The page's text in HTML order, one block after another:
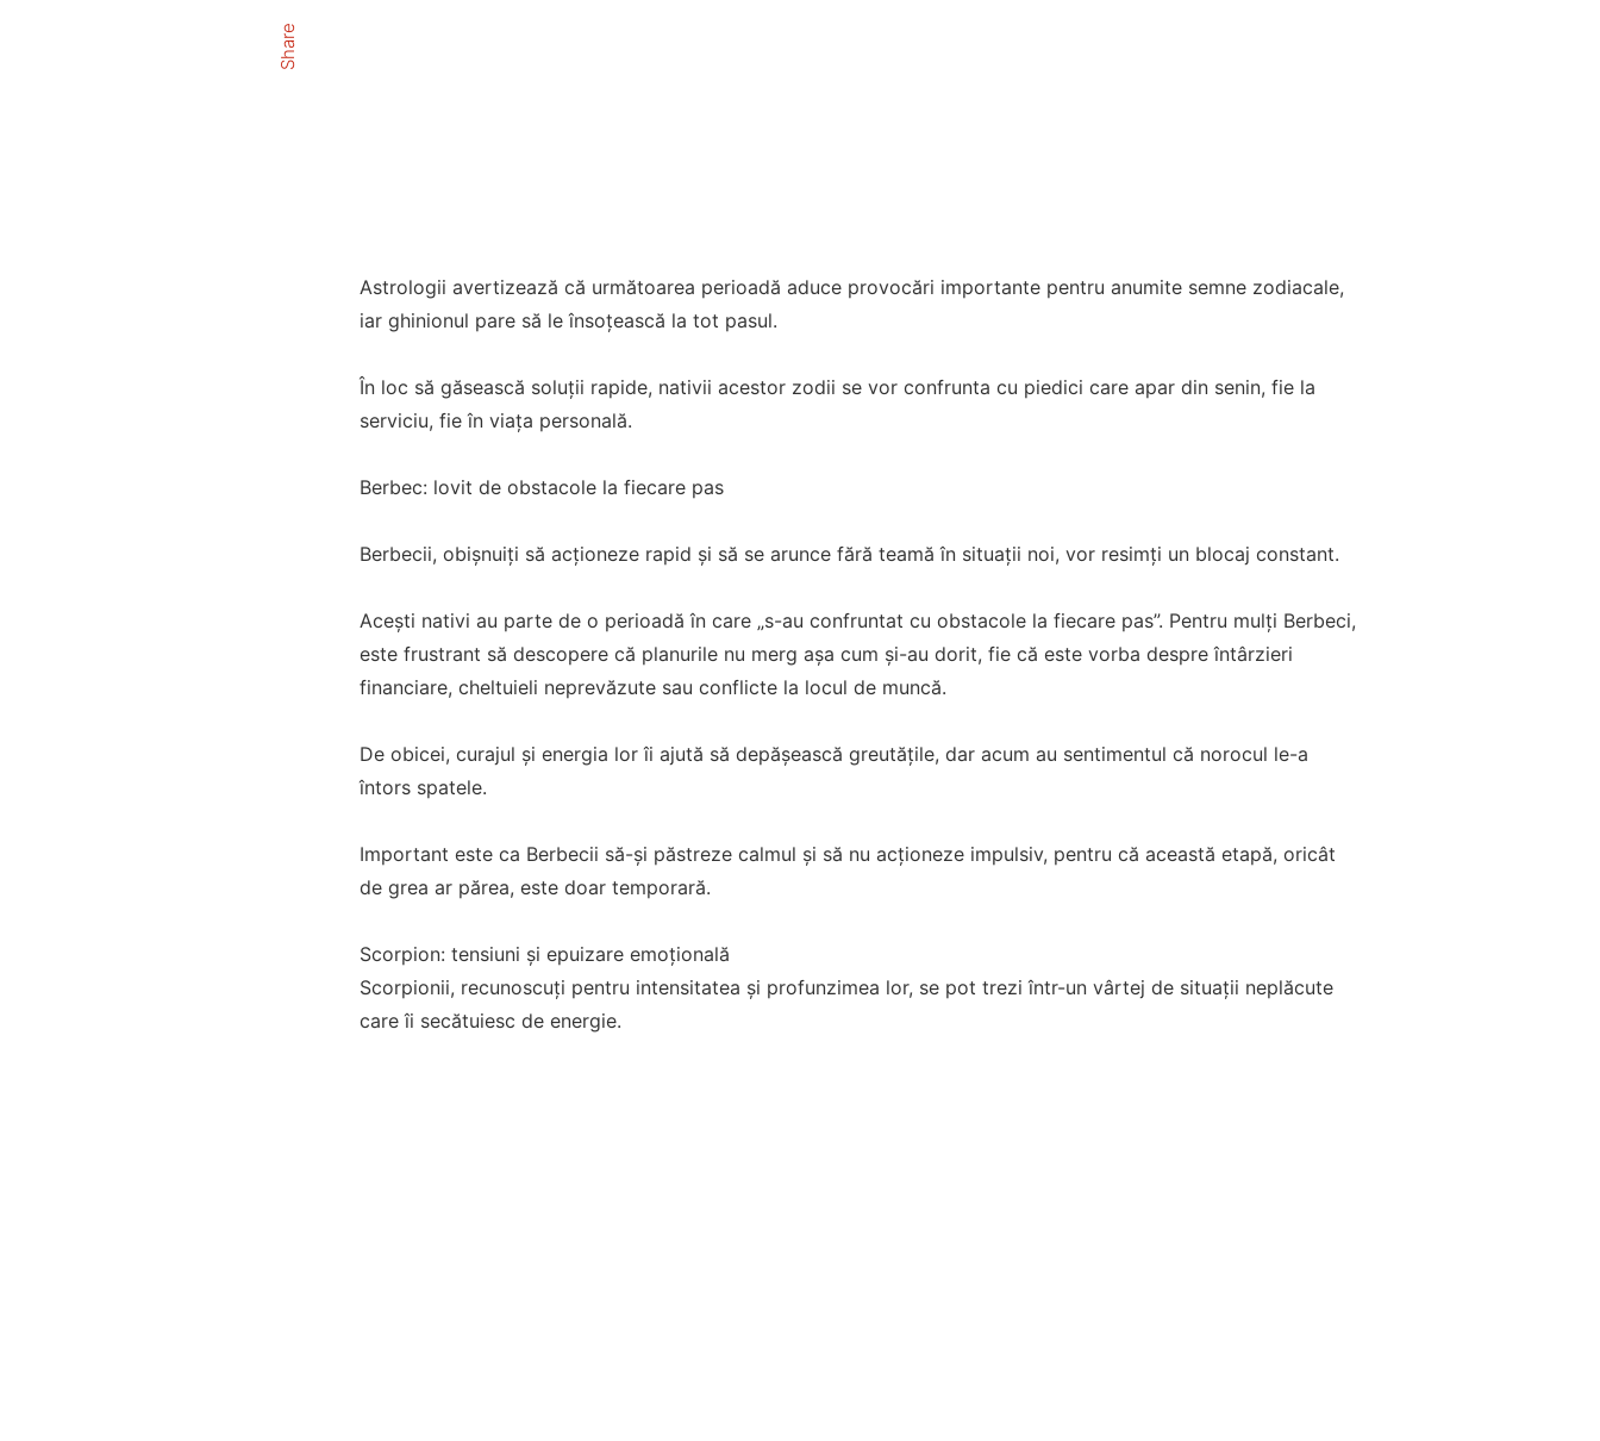
Share
Astrologii avertizează că următoarea perioadă aduce provocări importante pentru anumite semne zodiacale,
iar ghinionul pare să le însoțească la tot pasul.
În loc să găsească soluții rapide, nativii acestor zodii se vor confrunta cu piedici care apar din senin, fie la
serviciu, fie în viața personală.
Berbec: lovit de obstacole la fiecare pas
Berbecii, obișnuiți să acționeze rapid și să se arunce fără teamă în situații noi, vor resimți un blocaj constant.
Acești nativi au parte de o perioadă în care „s-au confruntat cu obstacole la fiecare pas”. Pentru mulți Berbeci,
este frustrant să descopere că planurile nu merg așa cum și-au dorit, fie că este vorba despre întârzieri
financiare, cheltuieli neprevăzute sau conflicte la locul de muncă.
De obicei, curajul și energia lor îi ajută să depășească greutățile, dar acum au sentimentul că norocul le-a
întors spatele.
Important este ca Berbecii să-și păstreze calmul și să nu acționeze impulsiv, pentru că această etapă, oricât
de grea ar părea, este doar temporară.
Scorpion: tensiuni și epuizare emoțională
Scorpionii, recunoscuți pentru intensitatea și profunzimea lor, se pot trezi într-un vârtej de situații neplăcute
care îi secătuiesc de energie.